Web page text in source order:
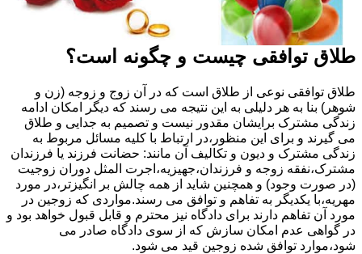
طلاق توافقی چیست و چگونه است؟
طلاق توافقی نوعی از طلاق است که در آن زوج و زوجه (زن و
شوهر) بنا به هر دلیلی به این نتیجه می رسند که دیگر امکان ادامه
زندگی مشترک برایشان مقدور نیست و تصمیم به جدایی و طلاق
می گیرند و برای این منظور،در ارتباط با کلیه مسائل مربوط به
زندگی مشترک و دیون و تکالیف آن مانند: حضانت فرزند یا فرزندان
مشترک،نفقه زوجه و فرزندان،جهیزیه،اجرت المثل دوران زوجیت
(در صورت وجود) و همچنین شاید از همه چالش بر انگیزتر،در مورد
مهریه،با یکدیگر به تفاهم و توافق می رسند.مواردی که زوجین در
مورد آن تفاهم دارند برای دادگاه نیز محترم و قابل قبول خواهد بود و
در گواهی عدم امکان سازش که از سوی دادگاه صادر می
شود،موارد توافق شده زوجین قید می شود.